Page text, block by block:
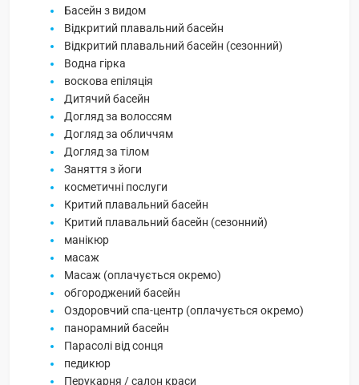
Басейн з видом
Відкритий плавальний басейн
Відкритий плавальний басейн (сезонний)
Водна гірка
воскова епіляція
Дитячий басейн
Догляд за волоссям
Догляд за обличчям
Догляд за тілом
Заняття з йоги
косметичні послуги
Критий плавальний басейн
Критий плавальний басейн (сезонний)
манікюр
масаж
Масаж (оплачується окремо)
обгороджений басейн
Оздоровчий спа-центр (оплачується окремо)
панорамний басейн
Парасолі від сонця
педикюр
Перукарня / салон краси